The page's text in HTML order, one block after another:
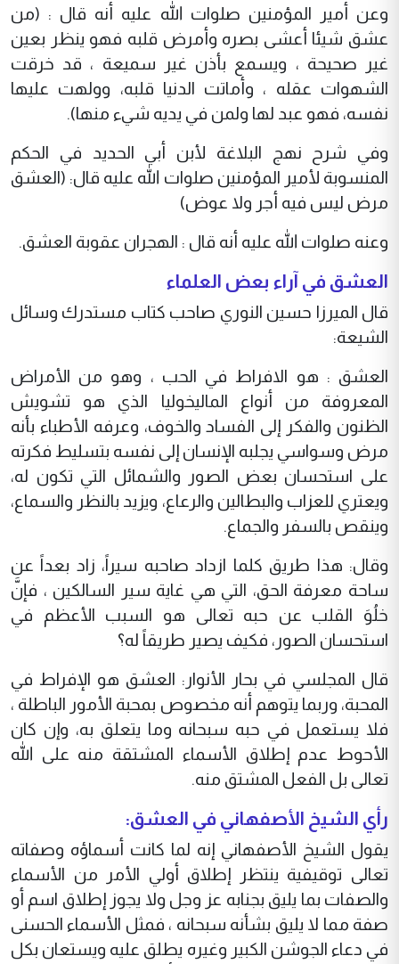
وعن أمير المؤمنين صلوات الله عليه أنه قال : (من
عشق شيئا أعشى بصره وأمرض قلبه فهو ينظر بعين
غير صحيحة ، ويسمع بأذن غير سميعة ، قد خرقت
الشهوات عقله ، وأماتت الدنيا قلبه، وولهت عليها
نفسه، فهو عبد لها ولمن في يديه شيء منها).
وفي شرح نهج البلاغة لأبن أبي الحديد في الحكم
المنسوبة لأمير المؤمنين صلوات الله عليه قال: (العشق
مرض ليس فيه أجر ولا عوض)
وعنه صلوات الله عليه أنه قال : الهجران عقوبة العشق.
العشق في آراء بعض العلماء
قال الميرزا حسين النوري صاحب كتاب مستدرك وسائل
الشيعة:
العشق : هو الافراط في الحب ، وهو من الأمراض
المعروفة من أنواع الماليخوليا الذي هو تشويش
الظنون والفكر إلى الفساد والخوف، وعرفه الأطباء بأنه
مرض وسواسي يجلبه الإنسان إلى نفسه بتسليط فكرته
على استحسان بعض الصور والشمائل التي تكون له،
ويعتري للعزاب والبطالين والرعاع، ويزيد بالنظر والسماع،
وينقص بالسفر والجماع.
وقال: هذا طريق كلما ازداد صاحبه سيراً، زاد بعداً عن
ساحة معرفة الحق، التي هي غاية سير السالكين ، فإنَّ
خلُوَ القلب عن حبه تعالى هو السبب الأعظم في
استحسان الصور، فكيف يصير طريقاً له؟
قال المجلسي في بحار الأنوار: العشق هو الإفراط في
المحبة، وربما يتوهم أنه مخصوص بمحبة الأمور الباطلة ،
فلا يستعمل في حبه سبحانه وما يتعلق به، وإن كان
الأحوط عدم إطلاق الأسماء المشتقة منه على الله
تعالى بل الفعل المشتق منه.
رأي الشيخ الأصفهاني في العشق:
يقول الشيخ الأصفهاني إنه لما كانت أسماؤه وصفاته
تعالى توقيفية ينتظر إطلاق أولي الأمر من الأسماء
والصفات بما يليق بجنابه عز وجل ولا يجوز إطلاق اسم أو
صفة مما لا يليق بشأنه سبحانه ، فمثل الأسماء الحسنى
في دعاء الجوشن الكبير وغيره يطلق عليه ويستعان بكل